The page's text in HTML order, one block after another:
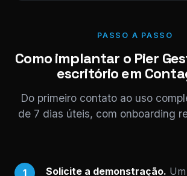
PASSO A PASSO
Como implantar o Pier
escritório em
Do primeiro contato ao uso
de 7 dias úteis, com onboarding
1 Solicite a demonstração.